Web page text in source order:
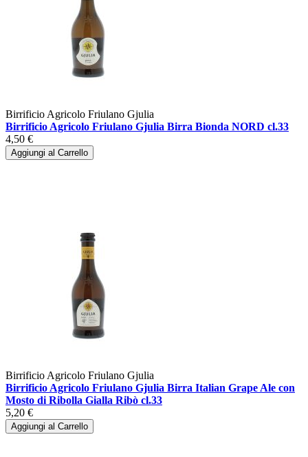
Birrificio Agricolo Friulano Gjulia
Birrificio Agricolo Friulano Gjulia Birra Bionda NORD cl.33
4,50 €
Aggiungi al Carrello
Birrificio Agricolo Friulano Gjulia
Birrificio Agricolo Friulano Gjulia Birra Italian Grape Ale con
Mosto di Ribolla Gialla Ribò cl.33
5,20 €
Aggiungi al Carrello